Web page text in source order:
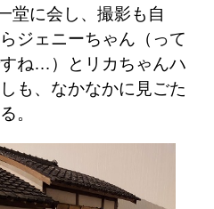
堂に会し、撮影も自
ジェニーちゃん（って
ね…）とリカちゃんハ
も、なかなかに見ごた
。